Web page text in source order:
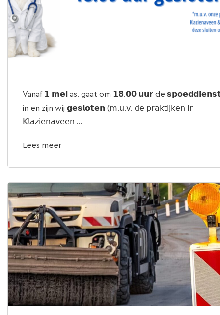
Vanaf 𝟭 𝗺𝗲𝗶 as. gaat om 𝟭𝟴.𝟬𝟬 𝘂𝘂𝗿 de
in en zijn wij 𝗴𝗲𝘀𝗹𝗼𝘁𝗲𝗻 (𝗆.𝗎.𝗏. 𝖽𝖾 𝗉𝗋𝖺𝗄𝗍𝗂𝗃𝗄𝖾𝗇 𝗂𝗇
𝖪𝗅𝖺𝗓𝗂𝖾𝗇𝖺𝗏𝖾𝖾𝗇 ...
Lees meer